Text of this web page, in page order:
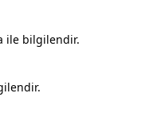
ile bilgilendir.